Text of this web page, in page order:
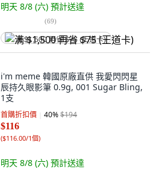
明天 8/8 (六) 預計送達
(69)
满 $1,500 再省 $75 (王道卡)
i'm meme 韓國原廠直供 我愛閃閃星
辰持久眼影筆 0.9g, 001 Sugar Bling,
1支
首購折扣價 40%$194
$116
($116.00/1個)
明天 8/8 (六) 預計送達